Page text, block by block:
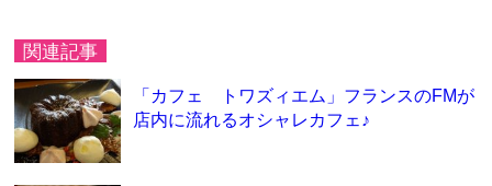
関連記事
「カフェ トワズィエム」フランスのFMが
店内に流れるオシャレカフェ♪